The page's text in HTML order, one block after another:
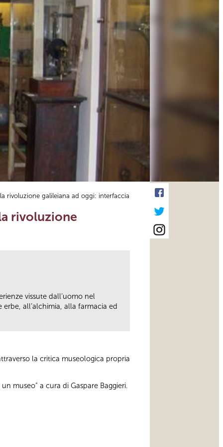
rivoluzione galileiana ad oggi: interfaccia
rivoluzione
vissute dall’uomo nel
all’alchimia, alla farmacia ed
la critica museologica propria
museo" a cura di Gaspare Baggieri.